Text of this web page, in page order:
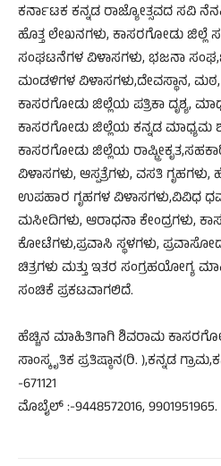
ಕರ್ನಾಟಕ ಕನ್ನಡ ರಾಜ್ಯೋತ್ಸವದ ಸವಿ
ಹೊತ್ತ ಲೇಖನಗಳು, ಕಾಸರಗೋಡು ಜಿಲ್ಲೆ
ಸಂಘಟನೆಗಳ ವಿಳಾಸಗಳು, ಭಜನಾ
ಮಂಡಳಿಗಳ ವಿಳಾಸಗಳು,ದೇವಸ್ಥಾನ,
ಕಾಸರಗೋಡು ಜಿಲ್ಲೆಯ ಪತ್ರಿಕಾ ದೃಶ್ಯ,
ಕಾಸರಗೋಡು ಜಿಲ್ಲೆಯ ಕನ್ನಡ ಮಾಧ್ಯಮ
ಕಾಸರಗೋಡು ಜಿಲ್ಲೆಯ
ವಿಳಾಸಗಳು, ಆಸ್ಪತ್ರೆಗಳು, ವಸತಿ
ಉಪಹಾರ ಗೃಹಗಳ ವಿಳಾಸಗಳು,ವಿವಿಧ
ಮಸೀದಿಗಳು, ಆರಾಧನಾ ಕೇಂದ್ರಗಳು,
ಕೋಟೆಗಳು,ಪ್ರವಾಸಿ ಸ್ಥಳಗಳು,
ಚಿತ್ರಗಳು ಮತ್ತು ಇತರ ಸಂಗ್ರಹಯೋಗ್ಯ
ಸಂಚಿಕೆ ಪ್ರಕಟವಾಗಲಿದೆ.
ಹೆಚ್ಚಿನ ಮಾಹಿತಿಗಾಗಿ ಶಿವರಾಮ
ಸಾಂಸ್ಕೃತಿಕ ಪ್ರತಿಷ್ಠಾನ(ರಿ. ),ಕನ್ನಡ
-671121
ಮೊಬೈಲ್ :-9448572016, 9901951965.